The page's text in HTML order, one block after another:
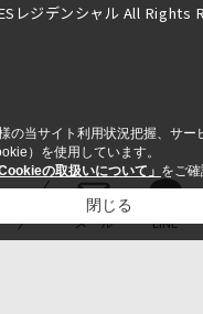
レジデンシャル All Rights
メール LINE
の当サイト利用状況把握、サー
）を使用しています。
Cookieの取扱いについて」 をご確
閉じる